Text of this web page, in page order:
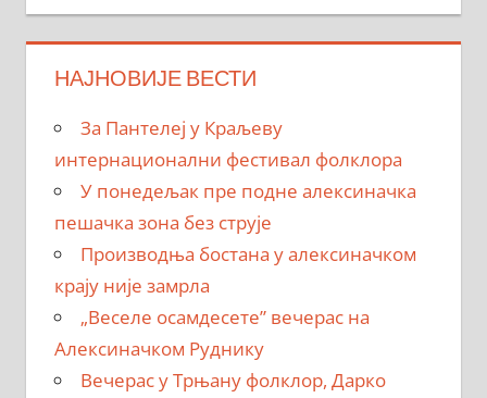
НАЈНОВИЈЕ ВЕСТИ
За Пантелеј у Краљеву
интернационални фестивал фолклора
У понедељак пре подне алексиначка
пешачка зона без струје
Производња бостана у алексиначком
крају није замрла
„Веселе осамдесете” вечерас на
Алексиначком Руднику
Вечерас у Трњану фолклор, Дарко